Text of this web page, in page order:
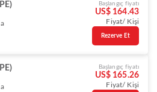
Başlangıç fiyatı
US$ 164.43
Fiyat/ Kişi
Rezerve Et
Başlangıç fiyatı
US$ 165.26
Fiyat/ Kişi